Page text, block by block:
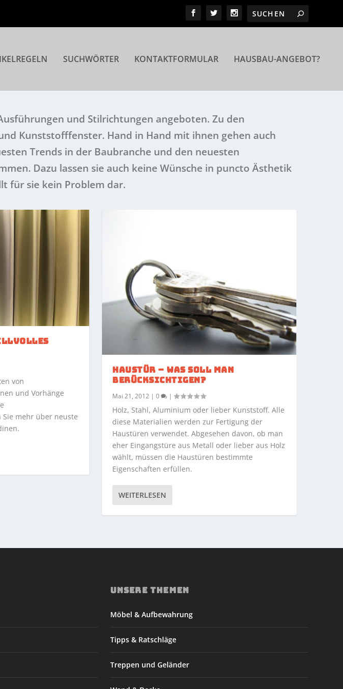
SUCHWÖRTER KONTAKTFORMULAR HAUSBAU-ANGEBOT?
und Stilrichtungen angeboten. Zu den
Kunststofffenster. Hand in Hand mit ihnen gehen auch
Trends in der Baubranche und den neuesten
Dazu lassen sie auch keine Wünsche in puncto Ästhetik
für sie kein Problem dar.
von
und Vorhänge
Sie mehr über neuste
HAUSTÜR – WAS SOLL MAN
BERÜCKSICHTIGEN?
Mai 21, 2012 |0 |
Holz, Stahl, Aluminium oder lieber Kunststoff. Alle
diese Materialien werden zur Fertigung der
Haustüren verwendet. Abgesehen davon, ob man
eher Eingangstüre aus Metall oder lieber aus Holz
wählt, müssen die Haustüren bestimmte
Eigenschaften erfüllen.
WEITERLESEN
UNSERE THEMEN
Möbel & Aufbewahrung
Tipps & Ratschläge
Treppen und Geländer